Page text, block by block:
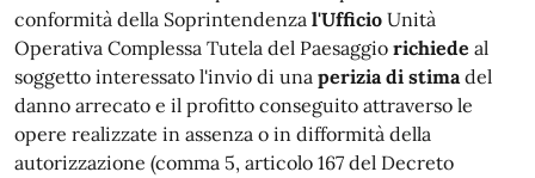
conformità della Soprintendenza l'Ufficio Unità
Operativa Complessa Tutela del Paesaggio richiede al
soggetto interessato l'invio di una perizia di stimadel
danno arrecato e il profitto conseguito attraverso le
opere realizzate in assenza o in difformità della
autorizzazione (comma 5, articolo 167 del Decreto